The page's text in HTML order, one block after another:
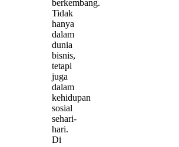
berkembang.
Tidak
hanya
dalam
dunia
bisnis,
tetapi
juga
dalam
kehidupan
sosial
sehari-
hari.
Di